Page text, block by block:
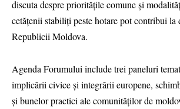
discuta despre prioritățile comune și
cetățenii stabiliți peste hotare pot contribui la
Republicii Moldova.
Agenda Forumului include trei paneluri
implicării civice și integrării europene,
și bunelor practici ale comunităților de